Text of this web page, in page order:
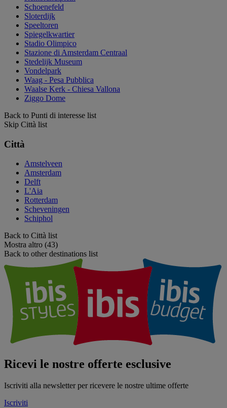
Schoenefeld
Sloterdijk
Speeltoren
Spiegelkwartier
Stadio Olimpico
Stazione di Amsterdam Centraal
Stedelijk Museum
Vondelpark
Waag - Pesa Pubblica
Waalse Kerk - Chiesa Vallona
Ziggo Dome
Back to Punti di interesse list
Skip Città list
Città
Amstelveen
Amsterdam
Delft
L'Aia
Rotterdam
Scheveningen
Schiphol
Back to Città list
Mostra altro (43)
Back to other destinations list
Ricevi le nostre offerte esclusive
Iscriviti alla newsletter per ricevere le nostre ultime offerte
Iscriviti